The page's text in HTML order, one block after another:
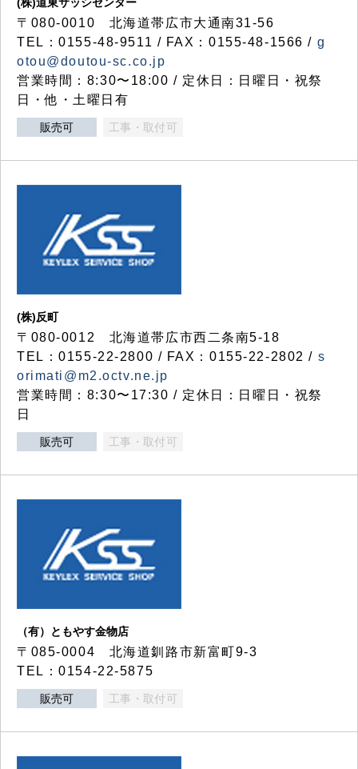
〒080-0010 北海道帯広市大通南31-56
TEL：0155-48-9511 / FAX：0155-48-1566 / g
otou@doutou-sc.co.jp
営業時間：8:30〜18:00 / 定休日：日曜日・祝祭
日・他・土曜日有
販売可 工事・取付可
(株)反町
〒080-0012 北海道帯広市西二条南5-18
TEL：0155-22-2800 / FAX：0155-22-2802 / s
orimati@m2.octv.ne.jp
営業時間：8:30〜17:30 / 定休日：日曜日・祝祭
日
販売可 工事・取付可
（有）ともやす金物店
〒085-0004 北海道釧路市新富町9-3
TEL：0154-22-5875
販売可 工事・取付可